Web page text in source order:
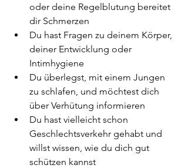
oder deine Regelblutung bereitet
dir Schmerzen
Du hast Fragen zu deinem Körper,
deiner Entwicklung oder
Intimhygiene
Du überlegst, mit einem Jungen
zu schlafen, und möchtest dich
über Verhütung informieren
Du hast vielleicht schon
Geschlechtsverkehr gehabt und
willst wissen, wie du dich gut
schützen kannst